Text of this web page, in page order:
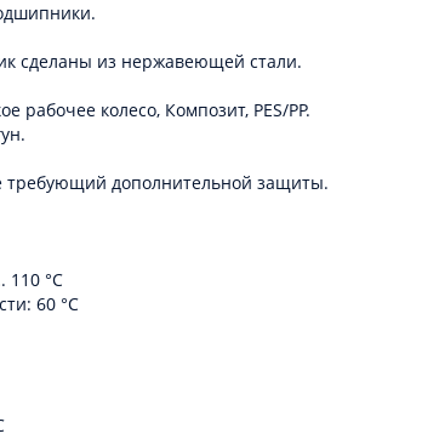
сделаны из нержавеющей стали.
рабочее колесо, Композит, PES/PP.
требующий дополнительной защиты.
110 °C
60 °C